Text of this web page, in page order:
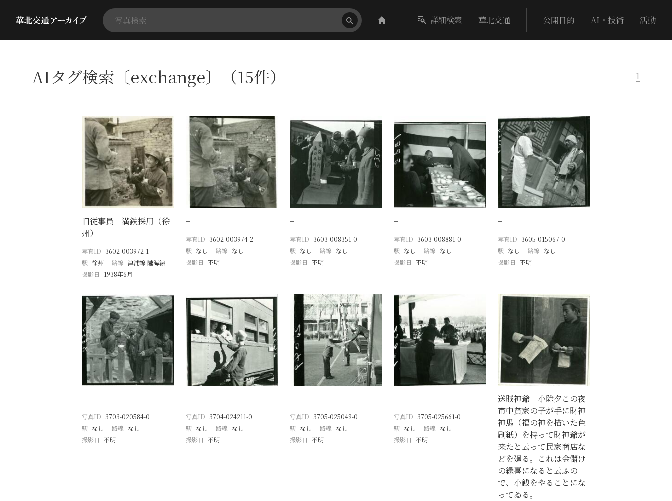
詳細検索 華北交通 公開目的 AI・技術 活動
AIタグ検索〔exchange〕（15件） 1
旧従事員 満鉄採用（徐
州）
写真ID 3602-003972-1
駅 徐州 路線 津浦線 隴海線
撮影日
1938年6月
−
写真ID 3602-003974-2
駅 なし 路線 なし
撮影日 不明
−
写真ID 3603-008351-0
駅 なし 路線 なし
撮影日 不明
−
写真ID 3603-008881-0
駅 なし 路線 なし
撮影日 不明
−
写真ID 3605-015067-0
駅 なし 路線 なし
撮影日 不明
−
写真ID 3703-020584-0
駅 なし 路線 なし
撮影日 不明
−
写真ID 3704-024211-0
駅 なし 路線 なし
撮影日 不明
−
写真ID 3705-025049-0
駅 なし 路線 なし
撮影日 不明
−
写真ID 3705-025661-0
駅 なし 路線 なし
撮影日 不明
送賊神爺 小除夕この夜
市中貧家の子が手に財神
神馬（福の神を描いた色
刷紙）を持って財神爺が
来たと云って民家商店な
どを廻る。これは金儲け
の縁喜になると云ふの
で、小銭をやることにな
ってゐる。